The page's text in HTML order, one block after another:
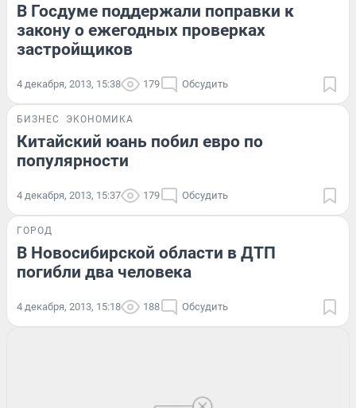
В Госдуме поддержали поправки к
закону о ежегодных проверках
застройщиков
4 декабря, 2013, 15:38 179 Обсудить
БИЗНЕС ЭКОНОМИКА
Китайский юань побил евро по
популярности
4 декабря, 2013, 15:37 179 Обсудить
ГОРОД
В Новосибирской области в ДТП
погибли два человека
4 декабря, 2013, 15:18 188 Обсудить